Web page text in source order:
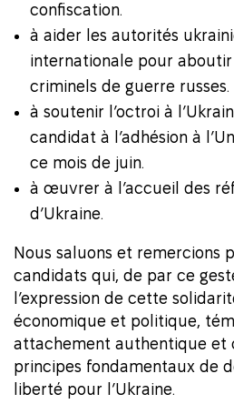
confiscation.
à aider les autorités
internationale pour
criminels de guerre russes.
à soutenir l’octroi à
candidat à l’adhésion à
ce mois de juin.
à œuvrer à l’accueil des
d’Ukraine.
Nous saluons et remercions
candidats qui, de par ce
l’expression de cette
économique et politique,
attachement authentique et
principes fondamentaux de
liberté pour l’Ukraine.